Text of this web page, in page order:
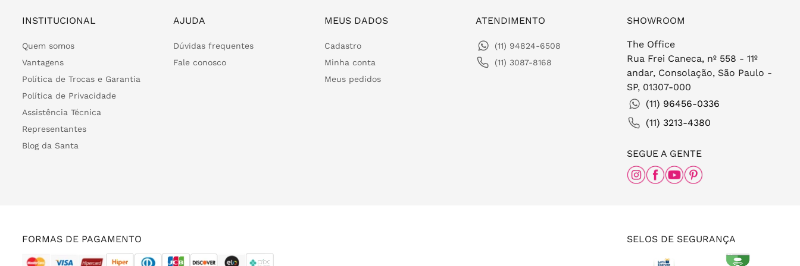
INSTITUCIONAL
Quem somos
Vantagens
Política de Trocas e Garantia
Política de Privacidade
Assistência Técnica
Representantes
Blog da Santa
AJUDA
Dúvidas frequentes
Fale conosco
MEUS DADOS
Cadastro
Minha conta
Meus pedidos
ATENDIMENTO
(11) 94824-6508
(11) 3087-8168
SHOWROOM
The Office
Rua Frei Caneca, nº 558 - 11º
andar, Consolação, São Paulo -
SP, 01307-000
(11) 96456-0336
(11) 3213-4380
SEGUE A GENTE
FORMAS DE PAGAMENTO SELOS DE SEGURANÇA